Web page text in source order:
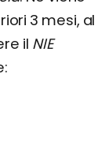
3 mesi, al
il NIE